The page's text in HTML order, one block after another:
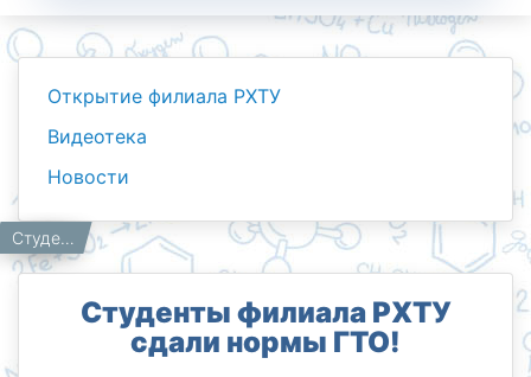
Открытие филиала РХТУ
Видеотека
Новости
Главная
Работникам
Новости Студенты филиала РХТУ сдали нормы ГТО!
Студенты филиала РХТУ
сдали нормы ГТО!